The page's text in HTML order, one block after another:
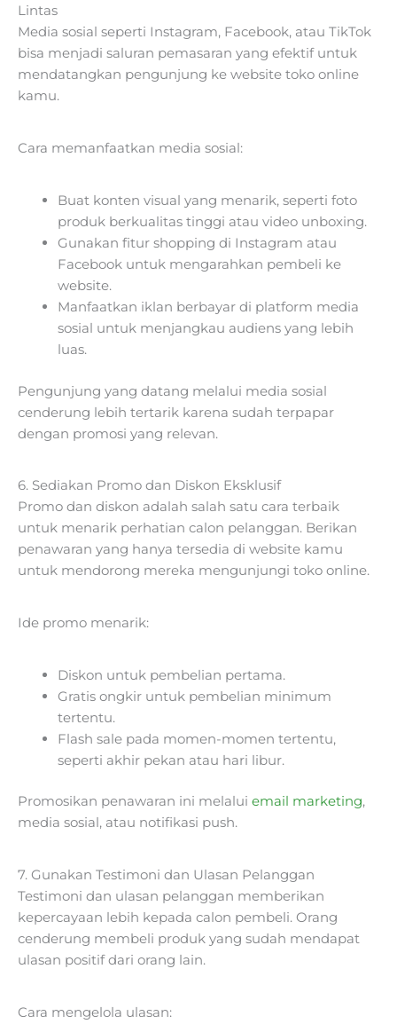
Lintas
Media sosial seperti Instagram, Facebook, atau TikTok
bisa menjadi saluran pemasaran yang efektif untuk
mendatangkan pengunjung ke website toko online
kamu.
Cara memanfaatkan media sosial:
Buat konten visual yang menarik, seperti foto
produk berkualitas tinggi atau video unboxing.
Gunakan fitur shopping di Instagram atau
Facebook untuk mengarahkan pembeli ke
website.
Manfaatkan iklan berbayar di platform media
sosial untuk menjangkau audiens yang lebih
luas.
Pengunjung yang datang melalui media sosial
cenderung lebih tertarik karena sudah terpapar
dengan promosi yang relevan.
6. Sediakan Promo dan Diskon Eksklusif
Promo dan diskon adalah salah satu cara terbaik
untuk menarik perhatian calon pelanggan. Berikan
penawaran yang hanya tersedia di website kamu
untuk mendorong mereka mengunjungi toko online.
Ide promo menarik:
Diskon untuk pembelian pertama.
Gratis ongkir untuk pembelian minimum
tertentu.
Flash sale pada momen-momen tertentu,
seperti akhir pekan atau hari libur.
Promosikan penawaran ini melalui email marketing,
media sosial, atau notifikasi push.
7. Gunakan Testimoni dan Ulasan Pelanggan
Testimoni dan ulasan pelanggan memberikan
kepercayaan lebih kepada calon pembeli. Orang
cenderung membeli produk yang sudah mendapat
ulasan positif dari orang lain.
Cara mengelola ulasan: